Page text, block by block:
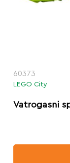
60373
LEGO City
Vatrogasni